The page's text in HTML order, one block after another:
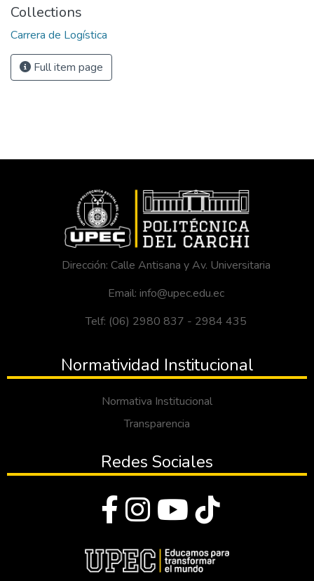
Collections
Carrera de Logística
Full item page
Dirección: Calle Antisana y Av. Universitaria
Email: info@upec.edu.ec
Telf: (06) 2980 837 - 2984 435
Normatividad Institucional
Normativa Institucional
Transparencia
Redes Sociales